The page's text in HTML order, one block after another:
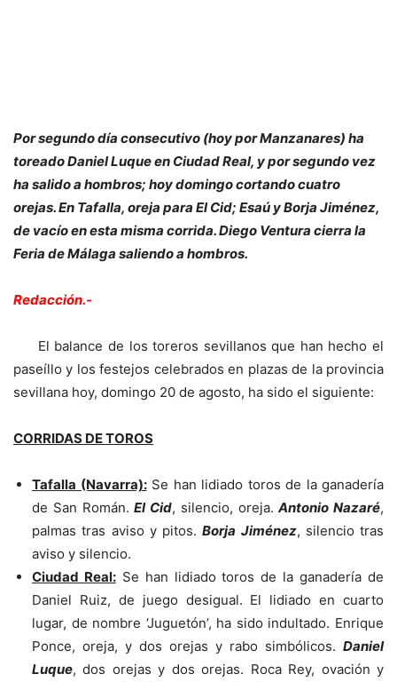
Por segundo día consecutivo (hoy por Manzanares) ha
toreado Daniel Luque en Ciudad Real, y por segundo vez
ha salido a hombros; hoy domingo cortando cuatro
orejas. En Tafalla, oreja para El Cid; Esaú y Borja Jiménez,
de vacío en esta misma corrida. Diego Ventura cierra la
Feria de Málaga saliendo a hombros.
Redacción.-
El balance de los toreros sevillanos que han hecho el
paseíllo y los festejos celebrados en plazas de la provincia
sevillana hoy, domingo 20 de agosto, ha sido el siguiente:
CORRIDAS DE TOROS
Tafalla (Navarra):Se han lidiado toros de la ganadería
de San Román.El Cid, silencio, oreja.Antonio Nazaré,
palmas tras aviso y pitos.Borja Jiménez, silencio tras
aviso y silencio.
Ciudad Real:Se han lidiado toros de la ganadería de
Daniel Ruiz, de juego desigual. El lidiado en cuarto
lugar, de nombre ‘Juguetón’, ha sido indultado. Enrique
Ponce, oreja, y dos orejas y rabo simbólicos. Daniel
Luque, dos orejas y dos orejas. Roca Rey, ovación y